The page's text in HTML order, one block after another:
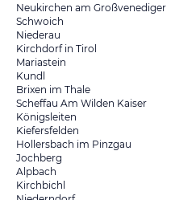
Neukirchen am Großvenediger
Schwoich
Niederau
Kirchdorf in Tirol
Mariastein
Kundl
Brixen im Thale
Scheffau Am Wilden Kaiser
Königsleiten
Kiefersfelden
Hollersbach im Pinzgau
Jochberg
Alpbach
Kirchbichl